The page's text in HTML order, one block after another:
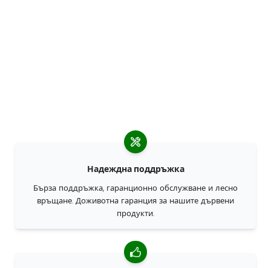
Надеждна поддръжка
Бърза поддръжка, гаранционно обслужване и лесно
връщане. Доживотна гаранция за нашите дървени
продукти.